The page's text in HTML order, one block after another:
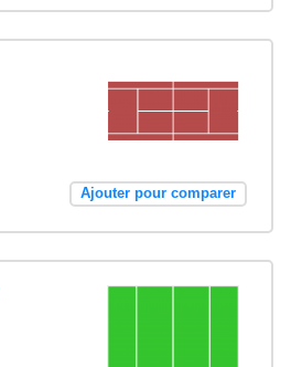
Ajouter pour comparer